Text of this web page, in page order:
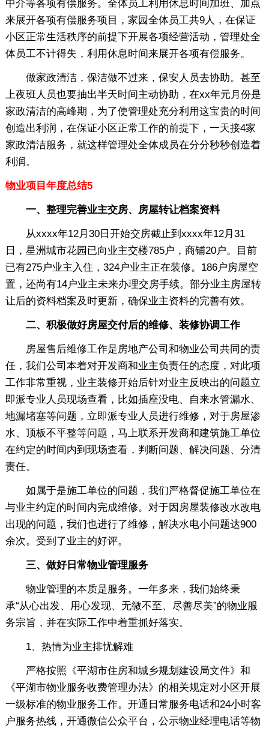
中介等各项有偿服务。全体员工利用休息时间加班、加点
来展开各项有偿服务项目，家园全体员工共9人，在保证
小区正常生活秩序的前提下开展各项经营活动，管理处全
体员工不计得失，利用休息时间来展开各项有偿服务。
做家政清洁，保洁做不过来，保安人员去协助。甚至
上夜班人员也要抽出半天时间主动协助，在xx年元月份是
家政清洁的高峰期，为了使管理处充分利用这宝贵的时间
创造出利润，在保证小区正常工作的前提下，一天接4家
家政清洁服务，就这样管理处全体成员在分分秒秒创造着
利润。
物业项目年度总结5
一、整理完善业主交房、房屋转让档案资料
从xxxx年12月30日开始交房截止到xxxx年12月31
日，星洲城市花园已向业主交楼785户，商铺20户。目前
已有275户业主入住，324户业主正在装修。186户房屋空
置，还尚有14户业主未来办理交房手续。部分业主房屋转
让后的资料档案及时更新，确保业主资料的完善有效。
二、积极做好房屋交付后的维修、装修协调工作
房屋售后维修工作是房地产公司和物业公司共同的责
任，我们公司本着对开发商和业主负责任的态度，对此项
工作非常重视，业主装修开始后针对业主反映出的问题立
即派专业人员现场查看，比如插座没电、自来水管漏水、
地漏堵塞等问题，立即派专业人员进行维修，对于房屋渗
水、顶板不平整等问题，马上联系开发商和建筑施工单位
在约定的时间内到现场查看，判断问题、解决问题、分清
责任。
如属于是施工单位的问题，我们严格督促施工单位在
与业主约定的时间内完成维修。对于因房屋装修改水改电
出现的问题，我们也进行了维修，解决水电小问题达900
余次。受到了业主的好评。
三、做好日常物业管理服务
物业管理的本质是服务。一年多来，我们始终秉
承“从心出发、用心发现、无微不至、尽善尽美”的物业服
务宗旨，并在实际工作中着重抓好落实。
1、热情为业主排忧解难
严格按照《平湖市住房和城乡规划建设局文件》和
《平湖市物业服务收费管理办法》的相关规定对小区开展
一级标准的物业服务工作。开通日常服务电话和24小时客
户服务热线，开通微信公众平台，公示物业经理电话等物